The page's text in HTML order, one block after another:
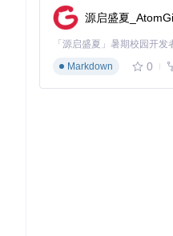
optimal_schedule =
    target_soc=
0.8,
    critical_load=
5
源启盛夏
Markdown
0